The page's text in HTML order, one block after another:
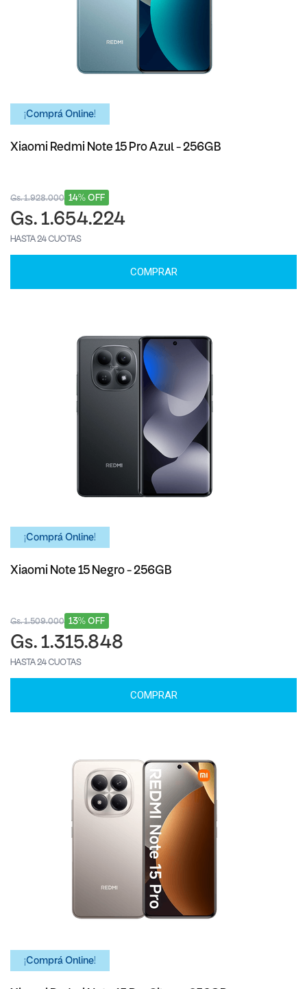
¡Comprá Online!
Xiaomi Redmi Note 15 Pro Azul - 256GB
14% OFF
Gs. 1.928.000
Gs. 1.654.224
HASTA 24 CUOTAS
COMPRAR
¡Comprá Online!
Xiaomi Note 15 Negro - 256GB
13% OFF
Gs. 1.509.000
Gs. 1.315.848
HASTA 24 CUOTAS
COMPRAR
¡Comprá Online!